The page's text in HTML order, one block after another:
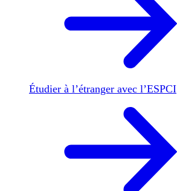
Étudier à l’étranger avec l’ESPCI